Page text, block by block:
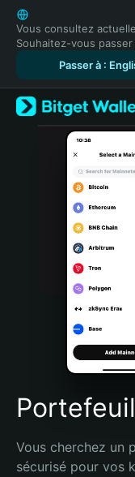
English
日本語
Tiếng Việt
Español
Türkçe
Italiano
Português (Portugal)
Bahasa Indonesia
Português (Brasil)
Español (Argentina)
Vous consultez
Souhaitez-vous passer
Passer à :
Vous cherchez un
sécurisé pour vos